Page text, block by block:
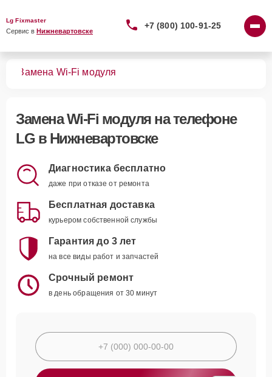
Lg Fixmaster
Сервис в Нижневартовске
+7 (800) 100-91-25
Замена Wi-Fi модуля
Замена Wi-Fi модуляна телефоне
LG в Нижневартовске
Диагностика бесплатно
даже при отказе от ремонта
Бесплатная доставка
курьером собственной службы
Гарантия до 3 лет
на все виды работ и запчастей
Срочный ремонт
в день обращения от 30 минут